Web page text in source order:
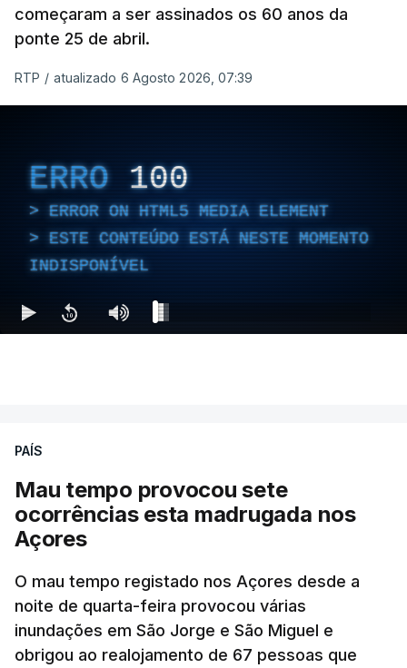
começaram a ser assinados os 60 anos da
ponte 25 de abril.
RTP / atualizado 6 Agosto 2026, 07:39
ERRO 100
ERROR ON HTML5 MEDIA ELEMENT
ESTE CONTEÚDO ESTÁ NESTE MOMENTO
INDISPONÍVEL
PAÍS
Mau tempo provocou sete
ocorrências esta madrugada nos
Açores
O mau tempo registado nos Açores desde a
noite de quarta-feira provocou várias
inundações em São Jorge e São Miguel e
obrigou ao realojamento de 67 pessoas que